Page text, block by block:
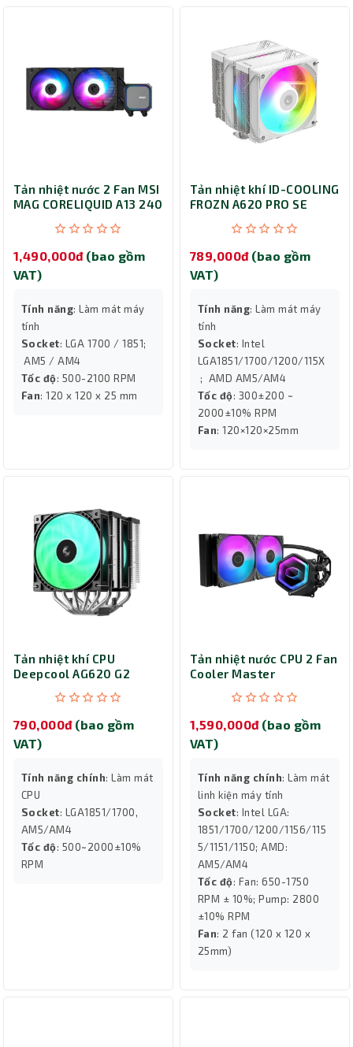
Tản nhiệt nước 2 Fan MSI
MAG CORELIQUID A13 240
1,490,000đ (bao gồm
VAT)
Tính năng: Làm mát máy
tính
Socket: LGA 1700 / 1851;
AM5 / AM4
Tốc độ: 500-2100 RPM
Fan: 120 x 120 x 25 mm
Tản nhiệt khí ID-COOLING
FROZN A620 PRO SE
789,000đ (bao gồm
VAT)
Tính năng: Làm mát máy
tính
Socket: Intel
LGA1851/1700/1200/115X
; AMD AM5/AM4
Tốc độ: 300±200 ~
2000±10% RPM
Fan: 120×120×25mm
Tản nhiệt khí CPU
Deepcool AG620 G2
790,000đ (bao gồm
VAT)
Tính năng chính: Làm mát
CPU
Socket: LGA1851/1700,
AM5/AM4
Tốc độ: 500~2000±10%
RPM
Tản nhiệt nước CPU 2 Fan
Cooler Master
ARGB (Black)
1,590,000đ (bao gồm
VAT)
Tính năng chính: Làm mát
linh kiện máy tính
Socket: Intel LGA:
1851/1700/1200/1156/115
5/1151/1150; AMD:
AM5/AM4
Tốc độ: Fan: 650-1750
RPM ± 10%; Pump: 2800
±10% RPM
Fan: 2 fan (120 x 120 x
25mm)